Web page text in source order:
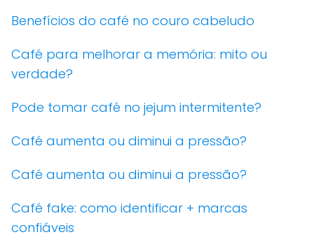
Benefícios do café no couro cabeludo
Café para melhorar a memória: mito ou
verdade?
Pode tomar café no jejum intermitente?
Café aumenta ou diminui a pressão?
Café aumenta ou diminui a pressão?
Café fake: como identificar + marcas
confiáveis